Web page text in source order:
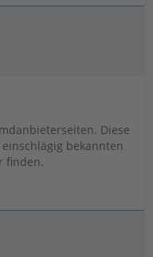
Diese
bekannten
finden.